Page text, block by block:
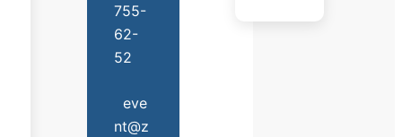
755-
62-
52
eve
nt@z